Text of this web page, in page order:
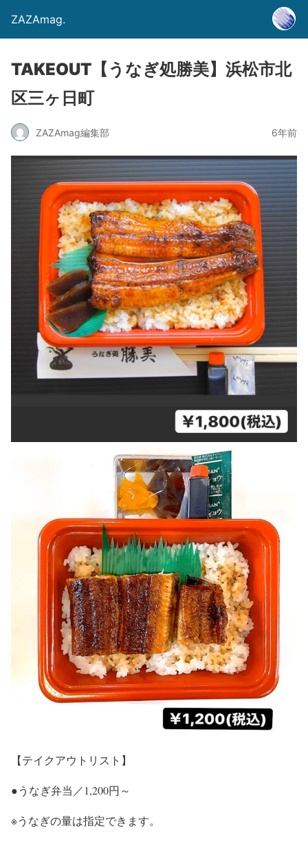
ZAZAmag.
TAKEOUT【うなぎ処勝美】浜松市北
区三ヶ日町
ZAZAmag編集部 6年前
【テイクアウトリスト】
●うなぎ弁当／1,200円～
※うなぎの量は指定できます。